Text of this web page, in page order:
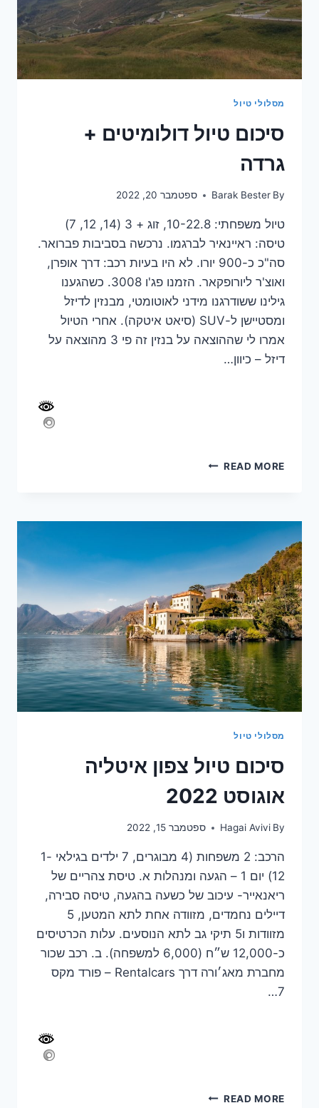
מסלולי טיול
סיכום טיול דולומיטים +
גרדה
By
Barak Bester ספטמבר 20, 2022
טיול משפחתי: 10-22.8, זוג + 3 (14, 12, 7)
טיסה: ראיינאיר לברגמו. נרכשה בסביבות פברואר.
סה"כ כ-900 יורו. לא היו בעיות רכב: דרך אופרן,
ואוצ'ר ליורופקאר. הזמנו פג'ו 3008. כשהגענו
גילינו ששודרגנו מידני לאוטומטי, מבנזין לדיזל
ומסטיישן ל-SUV (סיאט איטקה). אחרי הטיול
אמרו לי שההוצאה על בנזין זה פי 3 מהוצאה על
דיזל – כיוון…
READ MOREסיכום
גרדה
מסלולי טיול
סיכום טיול צפון איטליה
אוגוסט 2022
By
Hagai Avivi ספטמבר 15, 2022
הרכב: 2 משפחות (4 מבוגרים, 7 ילדים בגילאי 1-
12) יום 1 – הגעה ומנהלות א. טיסת צהריים של
ריאנאייר- עיכוב של כשעה בהגעה, טיסה סבירה,
דיילים נחמדים, מזוודה אחת לתא המטען, 5
מזוודות ו5 תיקי גב לתא הנוסעים. עלות הכרטיסים
כ-12,000 ש״ח (6,000 למשפחה). ב. רכב שכור
מחברת מאג׳ורה דרך Rentalcars – פורד מקס
7…
READ MOREסיכום